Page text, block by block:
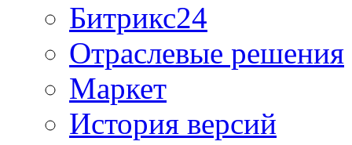
Битрикс24
Отраслевые решения
Маркет
История версий